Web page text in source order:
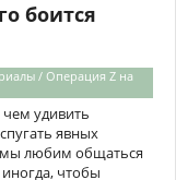
боится
/ Операция Z на
удивить
явных
мы любим общаться
чтобы